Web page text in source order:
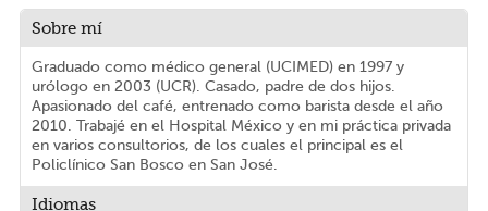
Sobre mí
Graduado como médico general (UCIMED) en 1997 y
urólogo en 2003 (UCR). Casado, padre de dos hijos.
Apasionado del café, entrenado como barista desde el año
2010. Trabajé en el Hospital México y en mi práctica privada
en varios consultorios, de los cuales el principal es el
Policlínico San Bosco en San José.
Idiomas